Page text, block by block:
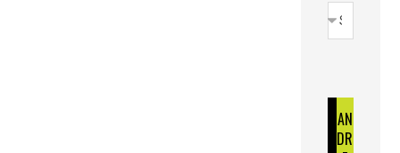
AN
DR